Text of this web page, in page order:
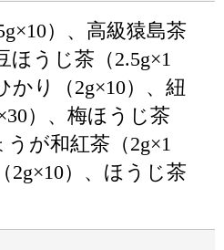
）、高級猿島茶
ほうじ茶（2.5g×1
かり（2g×10）、紐
）、梅ほうじ茶
うが和紅茶（2g×1
2g×10）、ほうじ茶